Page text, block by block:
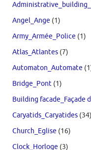
Angel_Ange (1)
Army_Armée_Police (1)
Atlas_Atlantes (7)
Automaton_Automate
Bridge_Pont (1)
Building facade_Façade
Caryatids_Caryatides (34)
Church_Eglise (16)
Clock_Horloge (3)